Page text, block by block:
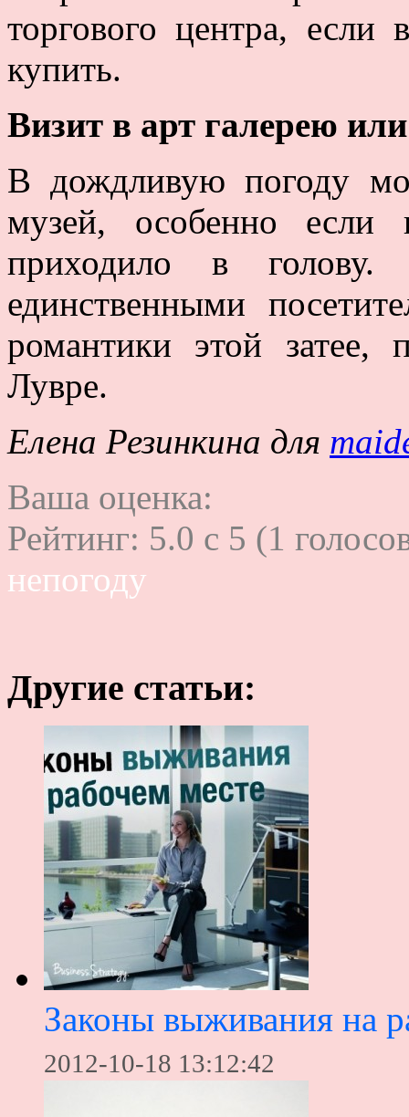
торгового центра, если
купить.
Визит в арт галерею
В дождливую погоду
музей, особенно
приходило в
единственными
романтики этой затее,
Лувре.
Елена Резинкина для
Ваша оценка:
Рейтинг: 5.0 c 5 (1
непогоду
Другие статьи:
Законы выживания на
2012-10-18 13:12:42